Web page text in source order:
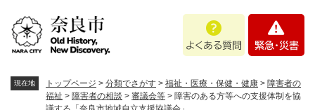
あ
問
・
現在地 トップページ > 分類でさがす > 福祉・医療・保健・健康 > 障害者の
福祉 > 障害者の相談 > 審議会等 > 障害のある方等への支援体制を協